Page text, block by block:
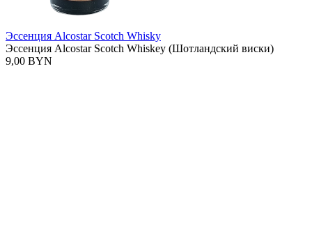
Эссенция Alcostar Scotch Whisky
Эссенция Alcostar Scotch Whiskey (Шотландский виски)
9,00 BYN